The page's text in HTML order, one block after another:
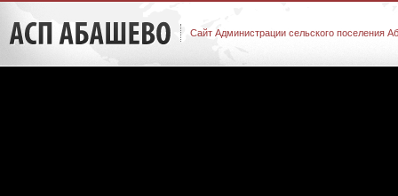
Сайт Администрации сельского поселения